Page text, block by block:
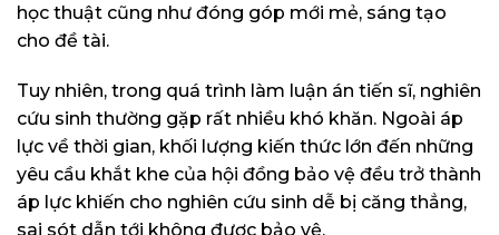
học thuật cũng như đóng góp mới mẻ, sáng tạo
cho đề tài.
Tuy nhiên, trong quá trình làm luận án tiến sĩ, nghiên
cứu sinh thường gặp rất nhiều khó khăn. Ngoài áp
lực về thời gian, khối lượng kiến thức lớn đến những
yêu cầu khắt khe của hội đồng bảo vệ đều trở thành
áp lực khiến cho nghiên cứu sinh dễ bị căng thẳng,
sai sót dẫn tới không được bảo vệ.